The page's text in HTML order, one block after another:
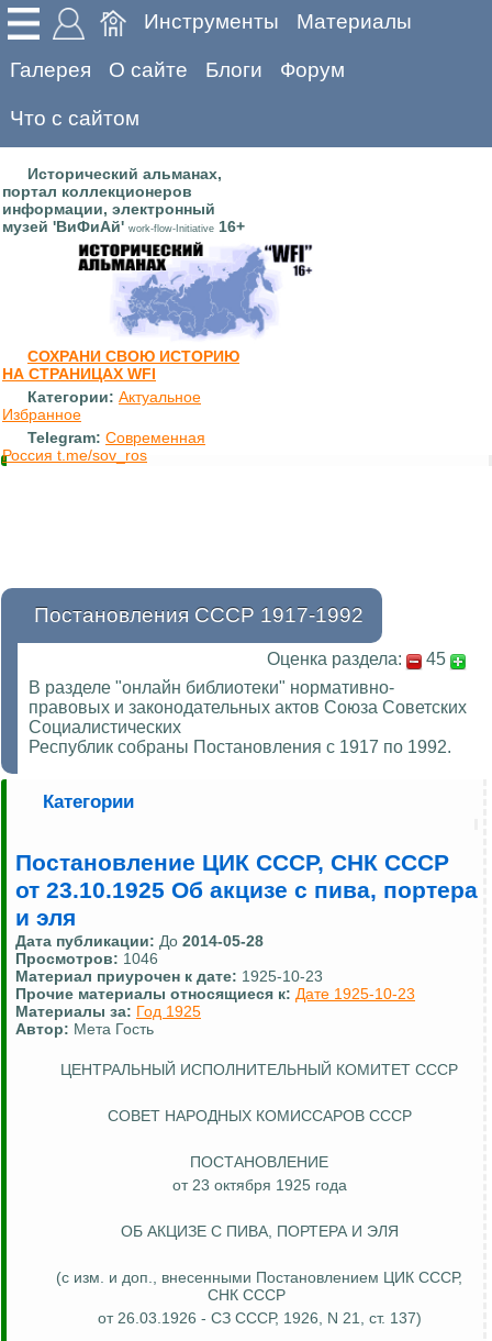
Инструменты Материалы
Галерея О сайте Блоги Форум
Что с сайтом
Исторический альманах,
портал коллекционеров
информации, электронный
музей 'ВиФиАй' work-flow-Initiative 16+
СОХРАНИ СВОЮ ИСТОРИЮ
НА СТРАНИЦАХ WFI
Категории: Актуальное
Избранное
Telegram: Современная
Россия t.me/sov_ros
Постановления СССР 1917-1992
Оценка раздела:
45
В разделе "онлайн библиотеки" нормативно-
правовых и законодательных актов Союза Советских
Социалистических
Республик собраны Постановления с 1917 по 1992.
Категории
Постановление ЦИК СССР, СНК СССР
от 23.10.1925 Об акцизе с пива, портера
и эля
Дата публикации: До 2014-05-28
Просмотров: 1046
Материал приурочен к дате: 1925-10-23
Прочие материалы относящиеся к: Дате 1925-10-23
Материалы за: Год 1925
Автор: Мета Гость
ЦЕНТРАЛЬНЫЙ ИСПОЛНИТЕЛЬНЫЙ КОМИТЕТ СССР
СОВЕТ НАРОДНЫХ КОМИССАРОВ СССР
ПОСТАНОВЛЕНИЕ
от 23 октября 1925 года
ОБ АКЦИЗЕ С ПИВА, ПОРТЕРА И ЭЛЯ
(с изм. и доп., внесенными Постановлением ЦИК СССР,
СНК СССР
от 26.03.1926 - СЗ СССР, 1926, N 21, ст. 137)